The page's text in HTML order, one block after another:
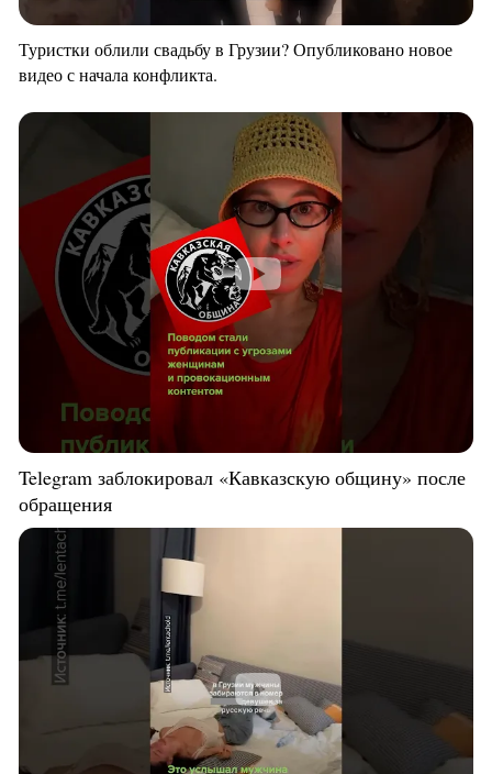
Туристки облили свадьбу в Грузии? Опубликовано новое
видео с начала конфликта.
Telegram заблокировал «Кавказскую общину» после
обращения